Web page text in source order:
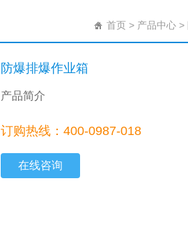
首页 > 产品中心 >
防爆排爆作业箱
产品简介
订购热线：400-0987-018
在线咨询